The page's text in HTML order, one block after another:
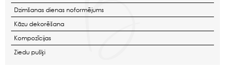
Dzimšanas dienas noformējums
Kāzu dekorēšana
Kompozīcijas
Ziedu pušķi